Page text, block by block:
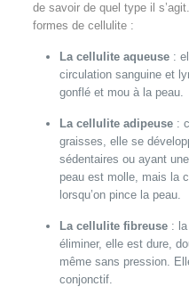
de savoir de quel type il
formes de cellulite :
La cellulite aqueuse:
circulation sanguine et
gonflé et mou à la peau.
La cellulite adipeuse:
graisses, elle se
sédentaires ou ayant
peau est molle, mais la
lorsqu’on pince la peau.
La cellulite fibreuse: la
éliminer, elle est dure,
même sans pression.
conjonctif.